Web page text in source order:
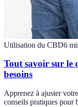
Utilisation du CBD6
Tout savoir sur le
besoins
Apprenez à ajuster
conseils pratiques pour